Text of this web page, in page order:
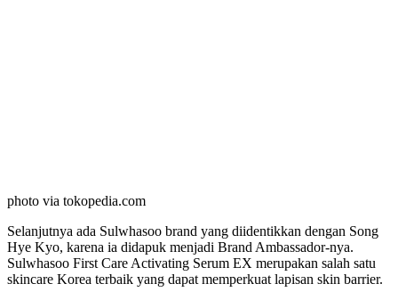
photo via tokopedia.com
Selanjutnya ada Sulwhasoo brand yang diidentikkan dengan Song
Hye Kyo, karena ia didapuk menjadi Brand Ambassador-nya.
Sulwhasoo First Care Activating Serum EX merupakan salah satu
skincare Korea terbaik yang dapat memperkuat lapisan skin barrier.